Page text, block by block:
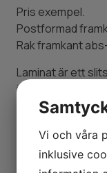
Pris exempel.
Postformad
Rak framkant
Laminat är ett
intill underhållsfritt.
Den här skivan
vatten och
Vi och våra
inklusive